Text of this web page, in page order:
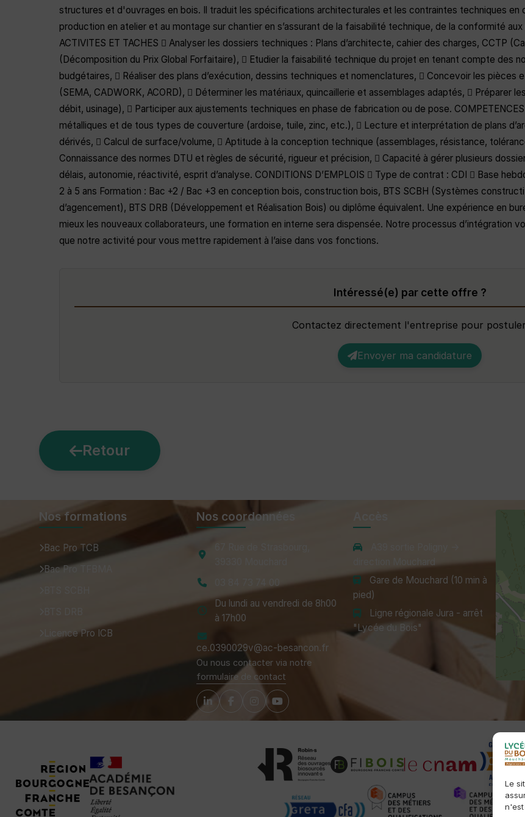
Le
n'est
structures et d'ouvrages en bois. Il traduit les spécifications architecturales et les contraintes techniques en
production en atelier et au montage sur chantier en s’assurant de la faisabilité technique, de la conformité
ACTIVITES ET TACHES  Analyser les dossiers techniques : Plans d’architecte, cahier des charges, CCTP
(Décomposition du Prix Global Forfaitaire),  Etudier la faisabilité technique du projet en tenant compte des
budgétaires,  Réaliser des plans d’exécution, dessins techniques et nomenclatures,  Concevoir les pièces
(SEMA, CADWORK, ACORD),  Déterminer les matériaux, quincaillerie et assemblages adaptés,  Préparer
débit, usinage),  Participer aux ajustements techniques en phase de fabrication ou de pose.
métalliques et de tous types de couverture (ardoise, tuile, zinc, etc.),  Lecture et interprétation de plans
dérivés,  Calcul de surface/volume,  Aptitude à la conception technique (assemblages, résistance,
Connaissance des normes DTU et règles de sécurité, rigueur et précision,  Capacité à gérer plusieurs
délais, autonomie, réactivité, esprit d’analyse. CONDITIONS D’EMPLOIS  Type de contrat : CDI  Base
2 à 5 ans Formation : Bac +2 / Bac +3 en conception bois, construction bois, BTS SCBH (Systèmes
d’agencement), BTS DRB (Développement et Réalisation Bois) ou diplôme équivalent. Une expérience en
mieux les nouveaux collaborateurs, une formation en interne sera dispensée. Notre processus d’intégration
que notre activité pour vous mettre rapidement à l’aise dans vos fonctions.
Intéressé(e) par cette offre ?
Contactez directement l'entreprise pour
Envoyer ma candidature
Retour
Nos formations
Bac Pro TCB
Bac Pro TFBMA
Licence Pro ICB
Nos coordonnées
Du lundi au vendredi de 8h00
à 17h00
ce.0390029v@ac-besancon.fr
Ou nous contacter via notre
formulaire de contact
Gare de Mouchard (10 min à
pied)
Ligne régionale Jura - arrêt
"Lycée du Bois"